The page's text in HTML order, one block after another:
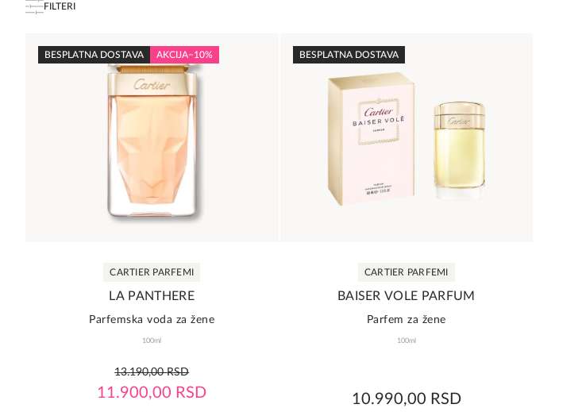
FILTERI
BESPLATNA DOSTAVA AKCIJA−10%
CARTIER PARFEMI
LA PANTHERE
Parfemska voda za žene
100ml
rating
13.190,00RSD
11.900,00 RSD
BESPLATNA DOSTAVA
CARTIER PARFEMI
BAISER VOLE PARFUM
Parfem za žene
100ml
rating
10.990,00 RSD